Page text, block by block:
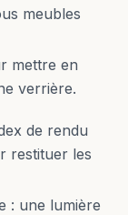
meubles
mettre en
verrière.
de rendu
restituer les
: une lumière